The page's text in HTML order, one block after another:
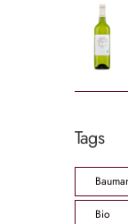
Tags
Bio